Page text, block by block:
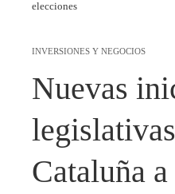
elecciones
INVERSIONES Y NEGOCIOS
Nuevas
Cataluña